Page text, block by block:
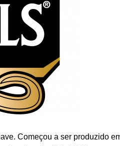
Começou a ser produzido